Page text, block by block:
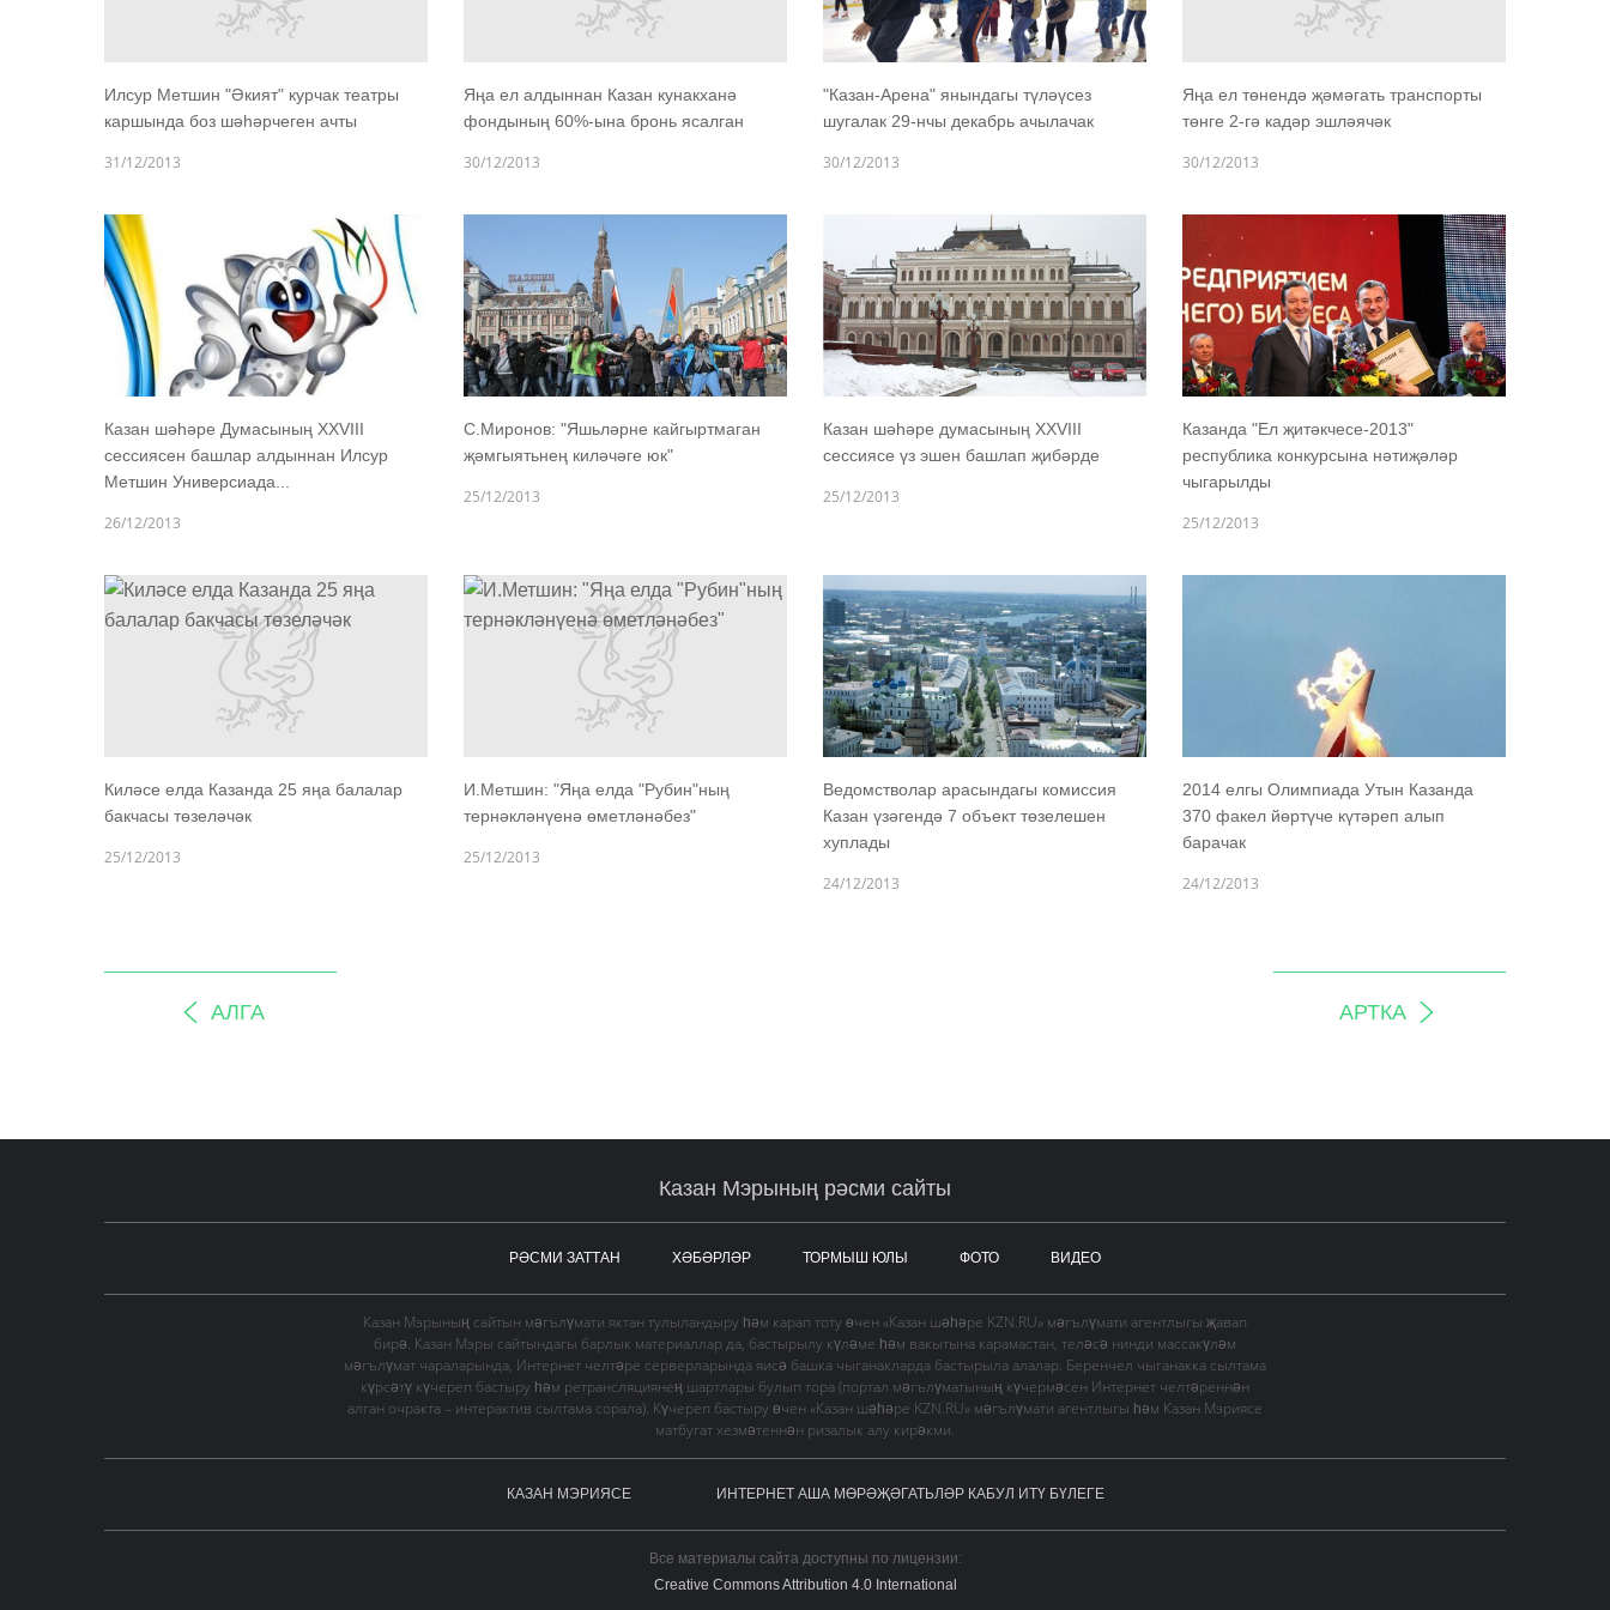
Илсур Метшин "Әкият" курчак театры
каршында боз шәһәрчеген ачты
31/12/2013
Яңа ел алдыннан Казан кунакханә
фондының 60%-ына бронь ясалган
30/12/2013
"Казан-Арена" янындагы түләүсез
шугалак 29-нчы декабрь ачылачак
30/12/2013
Яңа ел төнендә җәмәгать транспорты
төнге 2-гә кадәр эшләячәк
30/12/2013
Казан шәһәре Думасының XXVIII
сессиясен башлар алдыннан Илсур
Метшин Универсиада...
26/12/2013
С.Миронов: "Яшьләрне кайгыртмаган
җәмгыятьнең киләчәге юк"
25/12/2013
Казан шәһәре думасының XXVIII
сессиясе үз эшен башлап җибәрде
25/12/2013
Казанда "Ел җитәкчесе-2013"
республика конкурсына нәтиҗәләр
чыгарылды
25/12/2013
Киләсе елда Казанда 25 яңа балалар
бакчасы төзеләчәк
25/12/2013
И.Метшин: "Яңа елда "Рубин"ның
тернәкләнүенә өметләнәбез"
25/12/2013
Ведомстволар арасындагы комиссия
Казан үзәгендә 7 объект төзелешен
хуплады
24/12/2013
2014 елгы Олимпиада Утын Казанда
370 факел йөртүче күтәреп алып
барачак
24/12/2013
АЛГА АРТКА
Казан Мэрының рәсми сайты
РӘСМИ ЗАТТАН ХӘБӘРЛӘР ТОРМЫШ ЮЛЫ ФОТО ВИДЕО
Казан Мэрының сайтын мәгълүмати яктан тулыландыру һәм карап тоту өчен «Казан шәһәре KZN.RU» мәгълүмати агентлыгы җавап
бирә. Казан Мэры сайтындагы барлык материаллар да, бастырылу күләме һәм вакытына карамастан, теләсә нинди массакүләм
мәгълүмат чараларында, Интернет челтәре серверларында яисә башка чыганакларда бастырыла алалар. Беренчел чыганакка сылтама
күрсәтү күчереп бастыру һәм ретрансляциянең шартлары булып тора (портал мәгълүматының күчермәсен Интернет челтәреннән
алган очракта – интерактив сылтама сорала). Күчереп бастыру өчен «Казан шәһәре KZN.RU» мәгълүмати агентлыгы һәм Казан Мэриясе
матбугат хезмәтеннән ризалык алу кирәкми.
КАЗАН МЭРИЯСЕ ИНТЕРНЕТ АША МӨРӘҖӘГАТЬЛӘР КАБУЛ ИТҮ БҮЛЕГЕ
Все материалы сайта доступны по лицензии:
Creative Commons Attribution 4.0 International